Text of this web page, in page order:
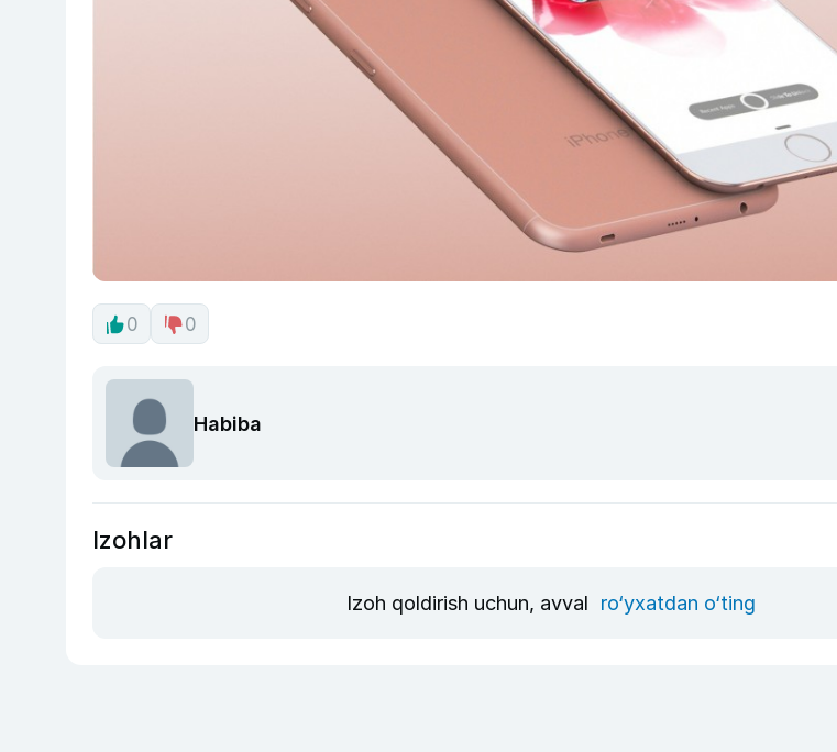
0 0
Habiba
Izohlar
Izoh qoldirish uchun, avval ro‘yxatdan o‘ting